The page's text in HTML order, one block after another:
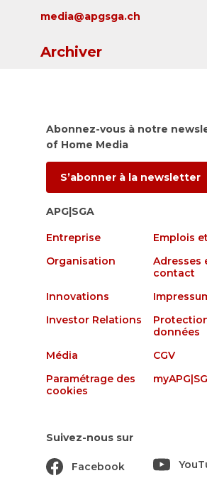
media@apgsga.ch
Archiver
Abonnez-vous à notre
of Home Media
S’abonner à la newsletter
APG|SGA
Entreprise
Emplois
Organisation
Adresses
contact
Innovations
Investor Relations
données
Média
CGV
Paramétrage des
cookies
Suivez-nous sur
Facebook